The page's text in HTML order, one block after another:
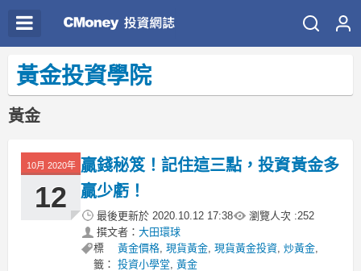
黃金投資學院
黃金
10月 2020年
12
贏錢秘笈！記住這三點，投資黃金多
贏少虧！
最後更新於 2020.10.12 17:38 瀏覽人次 :252
撰文者： 大田環球
標
籤：
黃金價格,現貨黃金,現貨黃金投資,炒黃金,
投資小學堂,黃金